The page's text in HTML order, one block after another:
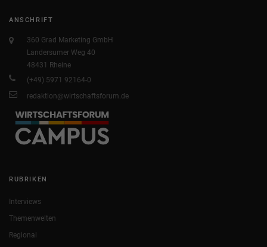
ANSCHRIFT
360 Grad Marketing GmbH
Landersumer Weg 40
48431 Rheine
(+49) 5971 92164-0
redaktion@wirtschaftsforum.de
RUBRIKEN
Interviews
Themenwelten
Regional